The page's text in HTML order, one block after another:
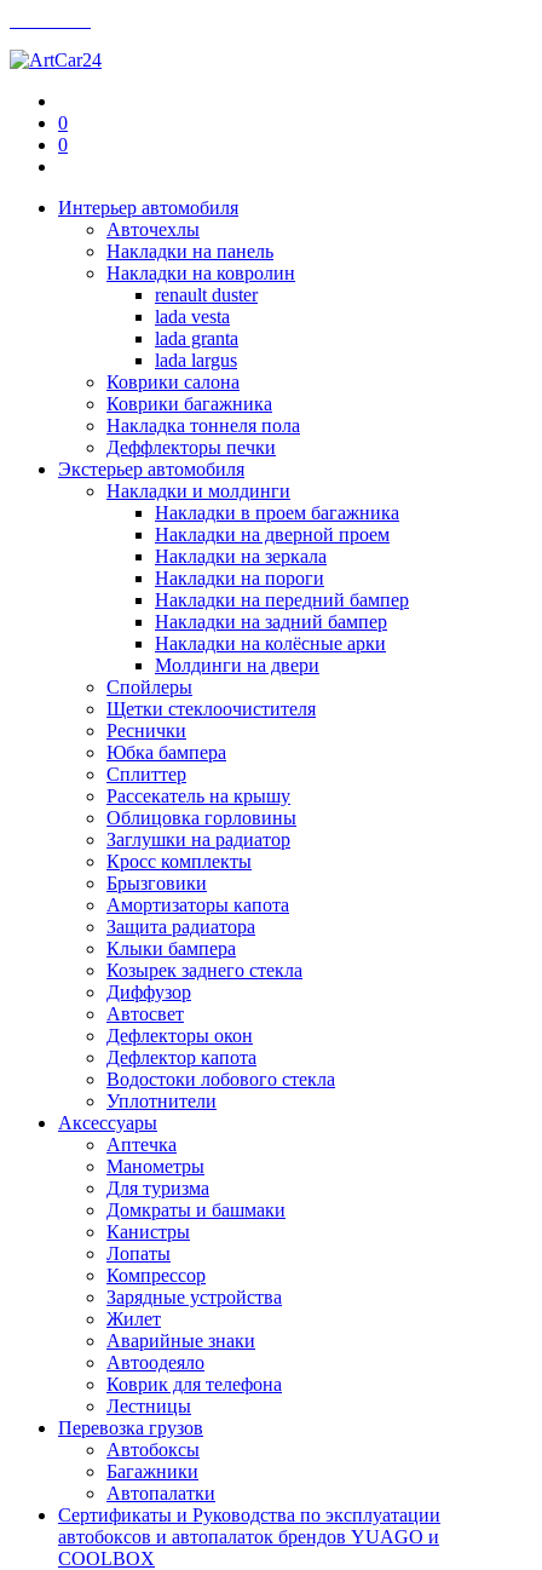
0
0
Интерьер автомобиля
Авточехлы
Накладки на панель
Накладки на ковролин
renault duster
lada vesta
lada granta
lada largus
Коврики салона
Коврики багажника
Накладка тоннеля пола
Деффлекторы печки
Экстерьер автомобиля
Накладки и молдинги
Накладки в проем багажника
Накладки на дверной проем
Накладки на зеркала
Накладки на пороги
Накладки на передний бампер
Накладки на задний бампер
Накладки на колёсные арки
Молдинги на двери
Спойлеры
Щетки стеклоочистителя
Реснички
Юбка бампера
Сплиттер
Рассекатель на крышу
Облицовка горловины
Заглушки на радиатор
Кросс комплекты
Брызговики
Амортизаторы капота
Защита радиатора
Клыки бампера
Козырек заднего стекла
Диффузор
Автосвет
Дефлекторы окон
Дефлектор капота
Водостоки лобового стекла
Уплотнители
Аксессуары
Аптечка
Манометры
Для туризма
Домкраты и башмаки
Канистры
Лопаты
Компрессор
Зарядные устройства
Жилет
Аварийные знаки
Автоодеяло
Коврик для телефона
Лестницы
Перевозка грузов
Автобоксы
Багажники
Автопалатки
Сертификаты и Руководства по эксплуатации
автобоксов и автопалаток брендов YUAGO и
COOLBOX